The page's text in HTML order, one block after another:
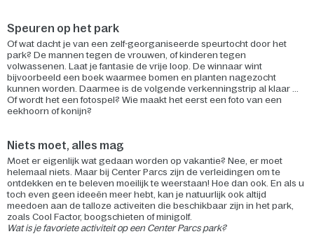
Speuren op het park
Of wat dacht je van een zelf-georganiseerde speurtocht door het
park? De mannen tegen de vrouwen, of kinderen tegen
volwassenen. Laat je fantasie de vrije loop. De winnaar wint
bijvoorbeeld een boek waarmee bomen en planten nagezocht
kunnen worden. Daarmee is de volgende verkenningstrip al klaar ...
Of wordt het een fotospel? Wie maakt het eerst een foto van een
eekhoorn of konijn?
Niets moet, alles mag
Moet er eigenlijk wat gedaan worden op vakantie? Nee, er moet
helemaal niets. Maar bij Center Parcs zijn de verleidingen om te
ontdekken en te beleven moeilijk te weerstaan! Hoe dan ook. En als u
toch even geen ideeën meer hebt, kan je natuurlijk ook altijd
meedoen aan de talloze activeiten die beschikbaar zijn in het park,
zoals Cool Factor, boogschieten of minigolf.
Wat is je favoriete activiteit op een Center Parcs park?